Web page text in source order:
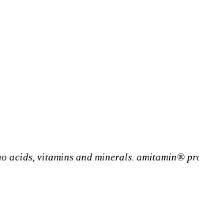
vitamins and minerals. amitamin®